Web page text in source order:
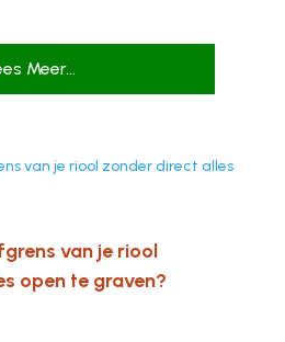
Meer...
van je riool
open te graven?